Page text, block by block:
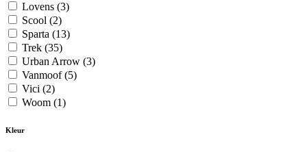
Lovens (3)
Scool (2)
Sparta (13)
Trek (35)
Urban Arrow (3)
Vanmoof(5)
Vici (2)
Woom (1)
Kleur